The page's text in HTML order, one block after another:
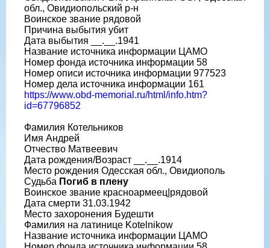
обл., Овидиопольский р-н
Воинское звание рядовой
Причина выбытия убит
Дата выбытия __.__.1941
Название источника информации ЦАМО
Номер фонда источника информации 58
Номер описи источника информации 977523
Номер дела источника информации 161
https://www.obd-memorial.ru/html/info.htm?
id=67796852
Фамилия Котельников
Имя Андрей
Отчество Матвеевич
Дата рождения/Возраст __.__.1914
Место рождения Одесская обл., Овидиополь
Судьба Погиб в плену
Воинское звание красноармеец|рядовой
Дата смерти 31.03.1942
Место захоронения Будешти
Фамилия на латинице Kotelnikow
Название источника информации ЦАМО